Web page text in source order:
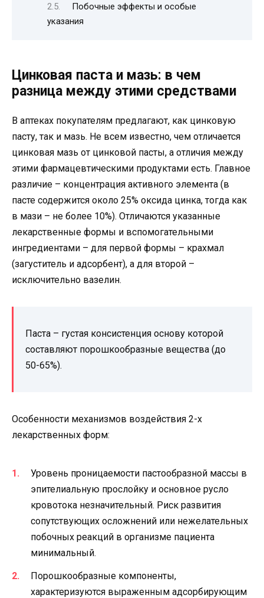
Побочные эффекты и особые
указания
Цинковая паста и мазь: в чем
разница между этими средствами
В аптеках покупателям предлагают, как цинковую
пасту, так и мазь. Не всем известно, чем отличается
цинковая мазь от цинковой пасты, а отличия между
этими фармацевтическими продуктами есть. Главное
различие – концентрация активного элемента (в
пасте содержится около 25% оксида цинка, тогда как
в мази – не более 10%). Отличаются указанные
лекарственные формы и вспомогательными
ингредиентами – для первой формы – крахмал
(загуститель и адсорбент), а для второй –
исключительно вазелин.
Паста – густая консистенция основу которой
составляют порошкообразные вещества (до
50-65%).
Особенности механизмов воздействия 2-х
лекарственных форм:
Уровень проницаемости пастообразной массы в
эпителиальную прослойку и основное русло
кровотока незначительный. Риск развития
сопутствующих осложнений или нежелательных
побочных реакций в организме пациента
минимальный.
Порошкообразные компоненты,
характеризуются выраженным адсорбирующим